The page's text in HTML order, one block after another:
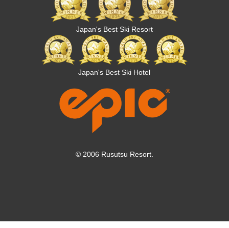
Japan's Best Ski Resort
Japan's Best Ski Hotel
© 2006 Rusutsu Resort.